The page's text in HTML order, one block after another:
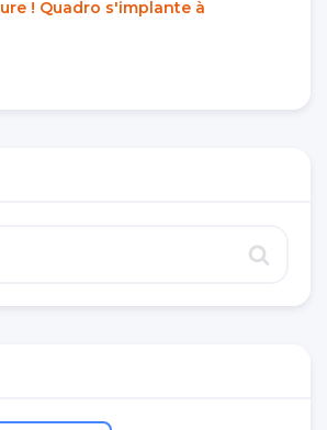
! Quadro s'implante à